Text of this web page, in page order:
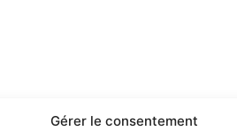
Gérer le consentement